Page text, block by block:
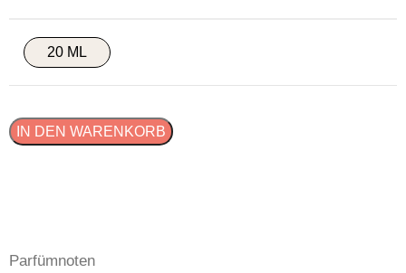
20 ML
IN DEN WARENKORB
Parfümnoten